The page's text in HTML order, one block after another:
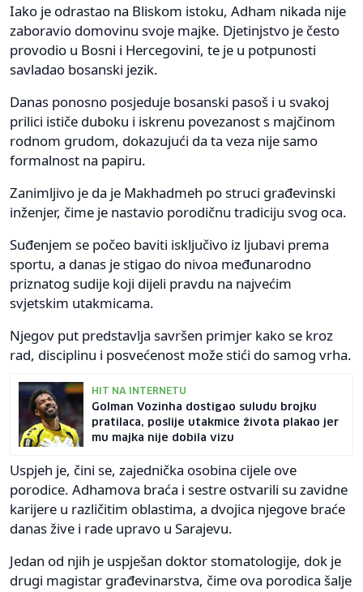
Iako je odrastao na Bliskom istoku, Adham nikada nije
zaboravio domovinu svoje majke. Djetinjstvo je često
provodio u Bosni i Hercegovini, te je u potpunosti
savladao bosanski jezik.
Danas ponosno posjeduje bosanski pasoš i u svakoj
prilici ističe duboku i iskrenu povezanost s majčinom
rodnom grudom, dokazujući da ta veza nije samo
formalnost na papiru.
Zanimljivo je da je Makhadmeh po struci građevinski
inženjer, čime je nastavio porodičnu tradiciju svog oca.
Suđenjem se počeo baviti isključivo iz ljubavi prema
sportu, a danas je stigao do nivoa međunarodno
priznatog sudije koji dijeli pravdu na najvećim
svjetskim utakmicama.
Njegov put predstavlja savršen primjer kako se kroz
rad, disciplinu i posvećenost može stići do samog vrha.
HIT NA INTERNETU
Golman Vozinha dostigao suludu brojku
pratilaca, poslije utakmice života plakao jer
mu majka nije dobila vizu
Uspjeh je, čini se, zajednička osobina cijele ove
porodice. Adhamova braća i sestre ostvarili su zavidne
karijere u različitim oblastima, a dvojica njegove braće
danas žive i rade upravo u Sarajevu.
Jedan od njih je uspješan doktor stomatologije, dok je
drugi magistar građevinarstva, čime ova porodica šalje